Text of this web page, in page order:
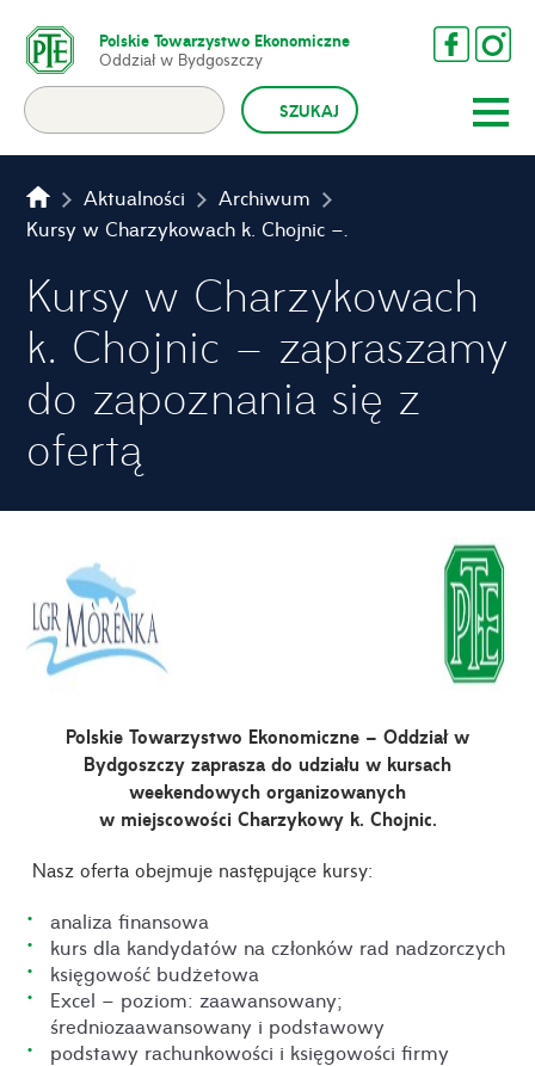
Polskie Towarzystwo Ekonomiczne
Oddział w Bydgoszczy
Aktualności
Archiwum
Kursy w Charzykowach k. Chojnic – zapraszamy do zapoznania się z ofertą
Kursy w Charzykowach
k. Chojnic – zapraszamy
do zapoznania się z
ofertą
Polskie Towarzystwo Ekonomiczne – Oddział w
Bydgoszczy zaprasza do udziału w kursach
weekendowych organizowanych
w miejscowości Charzykowy k. Chojnic.
Nasz oferta obejmuje następujące kursy:
analiza finansowa
kurs dla kandydatów na członków rad nadzorczych
księgowość budżetowa
Excel – poziom: zaawansowany;
średniozaawansowany i podstawowy
podstawy rachunkowości i księgowości firmy